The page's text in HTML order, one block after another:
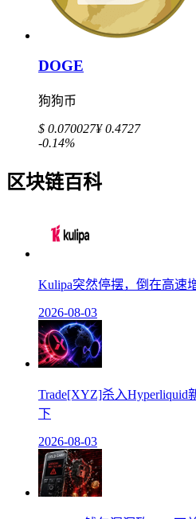
DOGE
狗狗币
$ 0.070027¥ 0.4727
-0.14%
区块链百科
Kulipa突然停摆，倒在高速
2026-08-03
Trade[XYZ]杀入Hyperliquid
下
2026-08-03